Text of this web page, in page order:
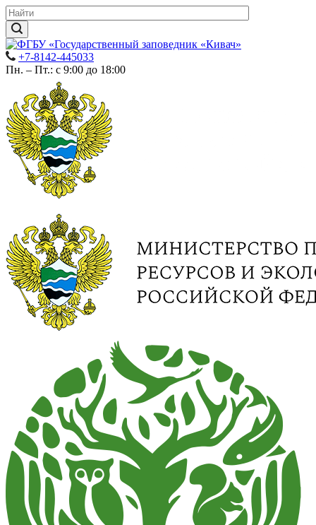
+7-8142-445033
Пн. – Пт.: с 9:00 до 18:00